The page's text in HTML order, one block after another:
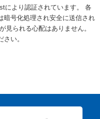
により認証されています。
各
暗号化処理され安全に送信され
見られる心配はありません。
い。